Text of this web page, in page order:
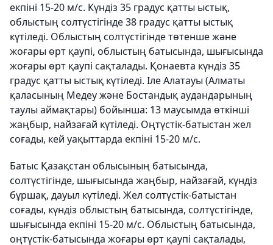
екпіні 15-20 м/с. Күндіз 35 градус қатты ыстық,
облыстың солтүстігінде 38 градус қатты ыстық
күтіледі. Облыстың солтүстігінде төтенше және
жоғары өрт қаупі, облыстың батысында, шығысында
жоғары өрт қаупі сақталады. Қонаевта күндіз 35
градус қатты ыстық күтіледі. Іле Алатауы (Алматы
қаласының Медеу және Бостандық аудандарының
таулы аймақтары) бойынша: 13 маусымда өткінші
жаңбыр, найзағай күтіледі. Оңтүстік-батыстан жел
соғады, кей уақыттарда екпіні 15-20 м/с.
Батыс Қазақстан облысының батысында,
солтүстігінде, шығысында жаңбыр, найзағай, күндіз
бұршақ, дауыл күтіледі. Жел солтүстік-батыстан
соғады, күндіз облыстың батысында, солтүстігінде,
шығысында екпіні 15-20 м/с. Облыстың батысында,
оңтүстік-батысында жоғары өрт қаупі сақталады,